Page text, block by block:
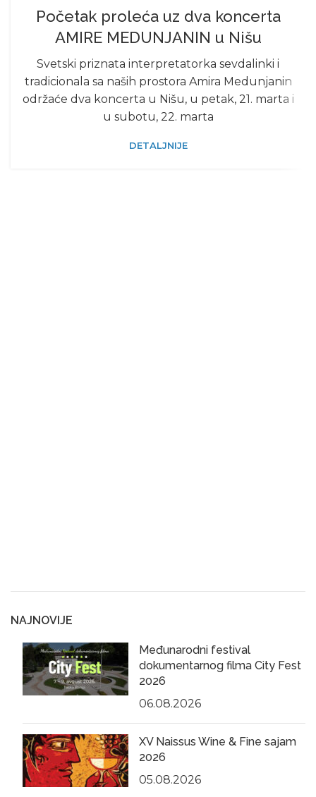
Početak proleća uz dva koncerta
AMIRE MEDUNJANIN u Nišu
Svetski priznata interpretatorka sevdalinki i
tradicionala sa naših prostora Amira Medunjanin
održaće dva koncerta u Nišu, u petak, 21. marta i
u subotu, 22. marta
DETALJNIJE
NAJNOVIJE
Međunarodni festival
dokumentarnog filma City Fest
2026
06.08.2026
XV Naissus Wine & Fine sajam
2026
05.08.2026